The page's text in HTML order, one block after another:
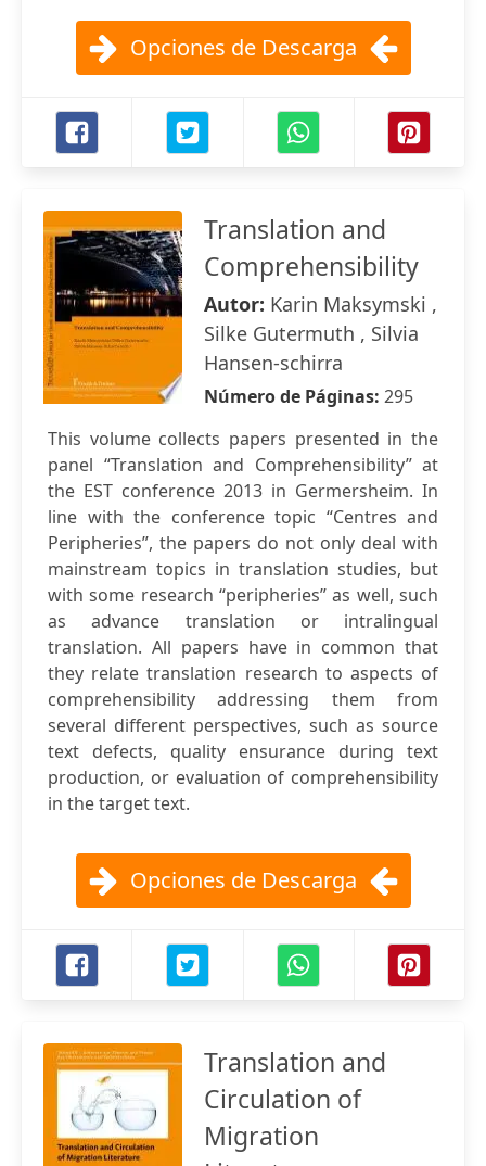
Opciones de Descarga
Translation and
Comprehensibility
Autor: Karin Maksymski ,
Silke Gutermuth , Silvia
Hansen-schirra
Número de Páginas: 295
This volume collects papers presented in the
panel “Translation and Comprehensibility” at
the EST conference 2013 in Germersheim. In
line with the conference topic “Centres and
Peripheries”, the papers do not only deal with
mainstream topics in translation studies, but
with some research “peripheries” as well, such
as advance translation or intralingual
translation. All papers have in common that
they relate translation research to aspects of
comprehensibility addressing them from
several different perspectives, such as source
text defects, quality ensurance during text
production, or evaluation of comprehensibility
in the target text.
Opciones de Descarga
Translation and
Circulation of
Migration